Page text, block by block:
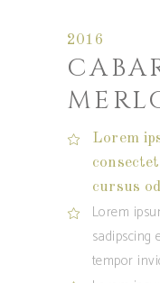
2016
Lorem
cursus
Lorem
sadipscing
tempor